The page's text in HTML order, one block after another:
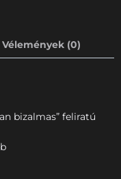
Vélemények (0)
bizalmas” feliratú